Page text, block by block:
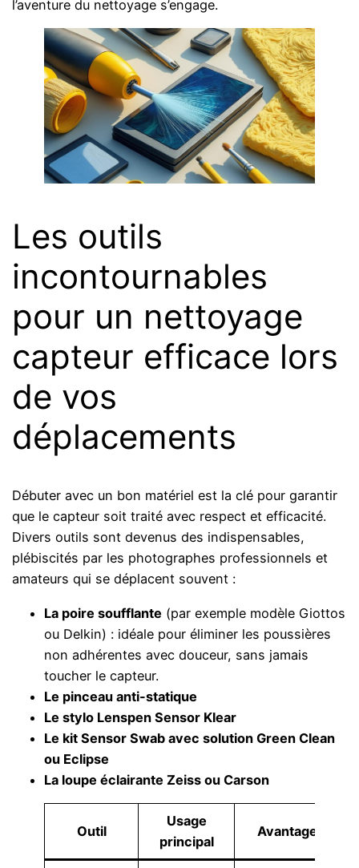
l’aventure du nettoyage s’engage.
Les outils
incontournables
pour un nettoyage
capteur efficace lors
de vos
déplacements
Débuter avec un bon matériel est la clé pour garantir
que le capteur soit traité avec respect et efficacité.
Divers outils sont devenus des indispensables,
plébiscités par les photographes professionnels et
amateurs qui se déplacent souvent :
La poire soufflante (par exemple modèle Giottos
ou Delkin) : idéale pour éliminer les poussières
non adhérentes avec douceur, sans jamais
toucher le capteur.
Le pinceau anti-statique
Le stylo Lenspen Sensor Klear
Le kit Sensor Swab avec solution Green Clean
ou Eclipse
La loupe éclairante Zeiss ou Carson
Outil
Usage
principal
Avantage